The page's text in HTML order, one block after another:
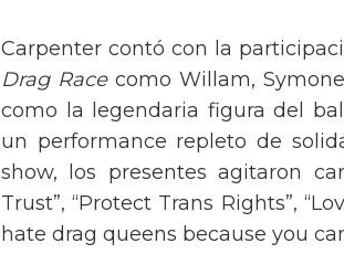
Carpenter contó con la
Drag Racecomo Willam,
como la legendaria figura del
un performance repleto de
show, los presentes agitaron
Trust”, “Protect Trans Rights”,
hate drag queens because you